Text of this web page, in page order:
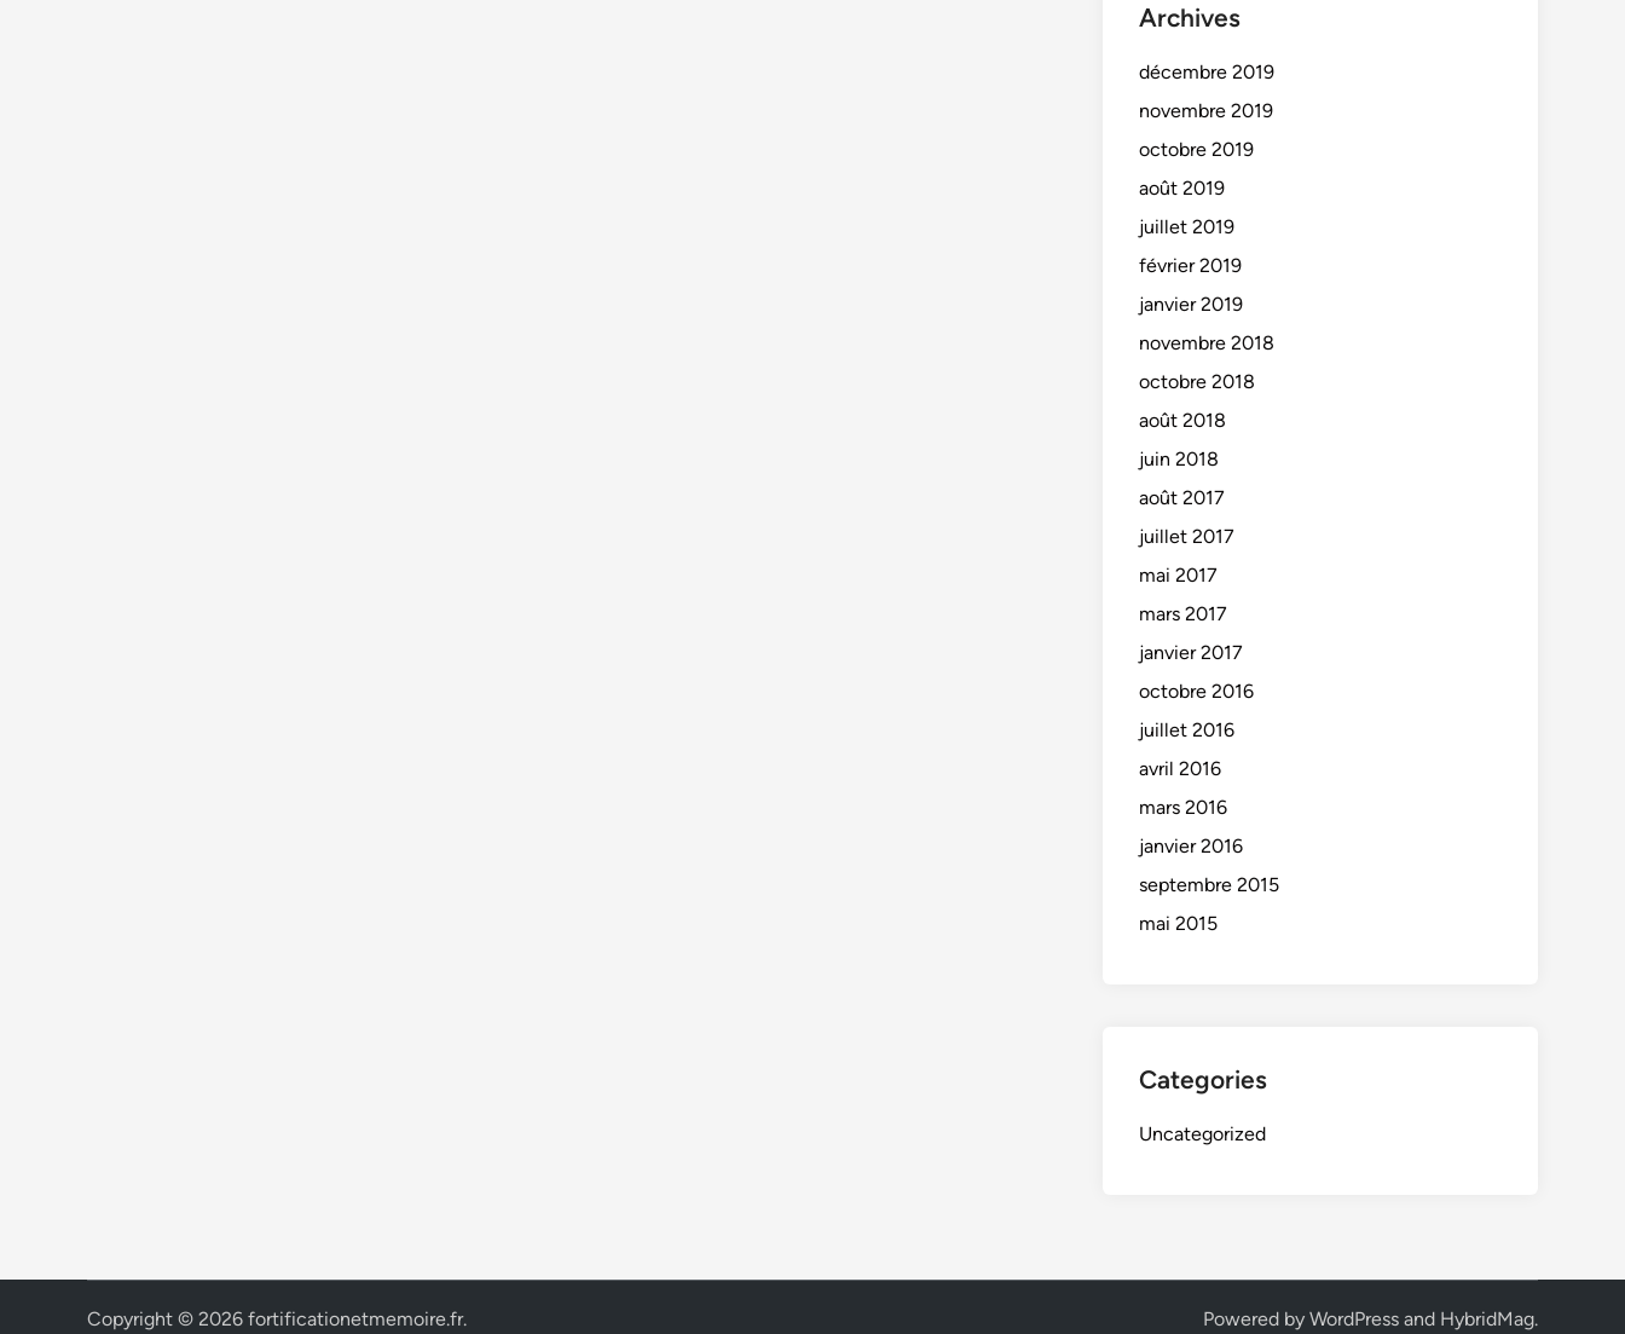
Archives
décembre 2019
novembre 2019
octobre 2019
août 2019
juillet 2019
février 2019
janvier 2019
novembre 2018
octobre 2018
août 2018
juin 2018
août 2017
juillet 2017
mai 2017
mars 2017
janvier 2017
octobre 2016
juillet 2016
avril 2016
mars 2016
janvier 2016
septembre 2015
mai 2015
Categories
Uncategorized
Copyright © 2026 fortificationetmemoire.fr. Powered by WordPress and HybridMag.